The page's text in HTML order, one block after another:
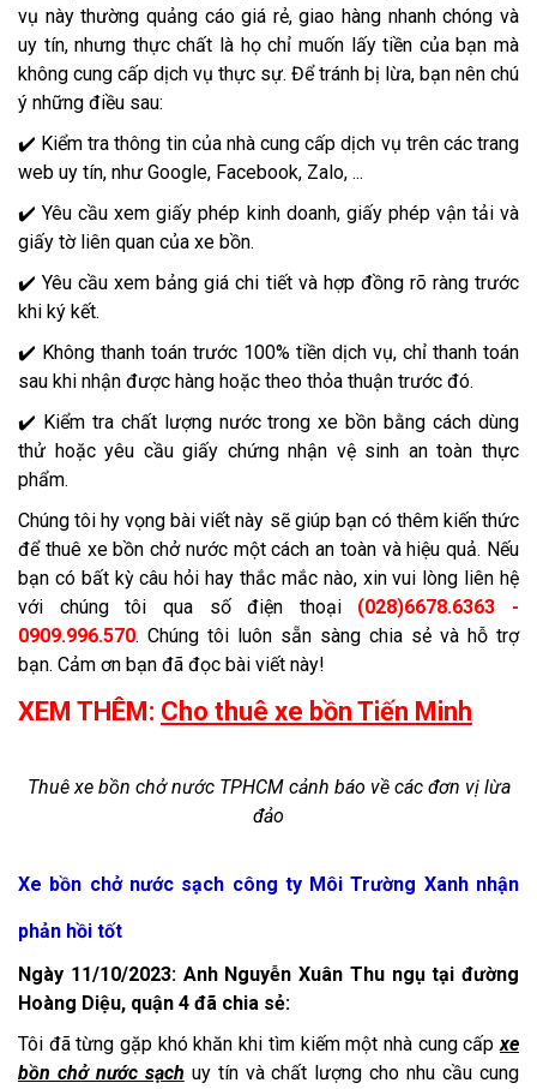
vụ này thường quảng cáo giá rẻ, giao hàng nhanh chóng và
uy tín, nhưng thực chất là họ chỉ muốn lấy tiền của bạn mà
không cung cấp dịch vụ thực sự. Để tránh bị lừa, bạn nên chú
ý những điều sau:
✔️ Kiểm tra thông tin của nhà cung cấp dịch vụ trên các trang
web uy tín, như Google, Facebook, Zalo, ...
✔️ Yêu cầu xem giấy phép kinh doanh, giấy phép vận tải và
giấy tờ liên quan của xe bồn.
✔️ Yêu cầu xem bảng giá chi tiết và hợp đồng rõ ràng trước
khi ký kết.
✔️ Không thanh toán trước 100% tiền dịch vụ, chỉ thanh toán
sau khi nhận được hàng hoặc theo thỏa thuận trước đó.
✔️ Kiểm tra chất lượng nước trong xe bồn bằng cách dùng
thử hoặc yêu cầu giấy chứng nhận vệ sinh an toàn thực
phẩm.
Chúng tôi hy vọng bài viết này sẽ giúp bạn có thêm kiến thức
để thuê xe bồn chở nước một cách an toàn và hiệu quả. Nếu
bạn có bất kỳ câu hỏi hay thắc mắc nào, xin vui lòng liên hệ
với chúng tôi qua số điện thoại (028)6678.6363 -
0909.996.570. Chúng tôi luôn sẵn sàng chia sẻ và hỗ trợ
bạn. Cảm ơn bạn đã đọc bài viết này!
XEM THÊM: Cho thuê xe bồn Tiến Minh
Thuê xe bồn chở nước TPHCM cảnh báo về các đơn vị lừa
đảo
Xe bồn chở nước sạch công ty Môi Trường Xanh nhận
phản hồi tốt
Ngày 11/10/2023: Anh Nguyễn Xuân Thu ngụ tại đường
Hoàng Diệu, quận 4 đã chia sẻ:
Tôi đã từng gặp khó khăn khi tìm kiếm một nhà cung cấpxe
bồn chở nước sạch uy tín và chất lượng cho nhu cầu cung